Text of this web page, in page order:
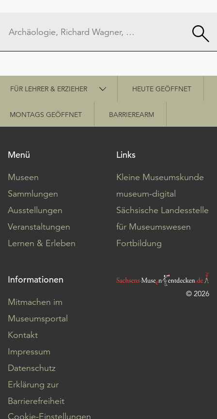
Schnellzugriff
FÜR LEHRER & ERZIEHER HEUTE GEÖFFNET
MONTAGS GEÖFFNET BARRIEREARM
Menü
Museen
Sammlungen
Ausstellungen
Veranstaltungen
Lernen & Erleben
Links
Kleine Museumskunde
museum-digital
Sächsische Landesstelle
für Museumswesen
Fortbildung
Informationen
Mitmachen im
Museumsportal
Kontakt
Impressum
Datenschutz
Erklärung zur
Barrierefreiheit
Cookie-Einstellungen
© 2026